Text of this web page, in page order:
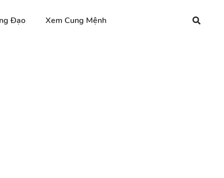
Đạo Xem Cung Mệnh